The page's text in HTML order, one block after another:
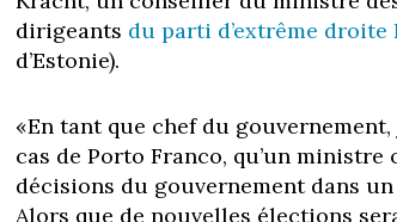
dirigeants du parti d’extrême droite
d’Estonie).
«En tant que chef du
cas de Porto Franco, qu’un
décisions du gouvernement dans
Alors que de nouvelles élections